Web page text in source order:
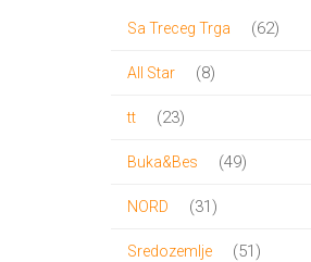
proizvoda
Sa Treceg Trga 6262
All Star 88
tt 2323
Buka&Bes 4949
NORD 3131
Sredozemlje 5151